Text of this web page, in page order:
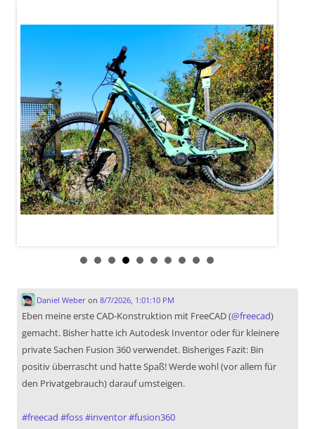
Daniel Weberon 8/7/2026, 1:01:10 PM
Eben meine erste CAD-Konstruktion mit FreeCAD (@freecad)
gemacht. Bisher hatte ich Autodesk Inventor oder für kleinere
private Sachen Fusion 360 verwendet. Bisheriges Fazit: Bin
positiv überrascht und hatte Spaß! Werde wohl (vor allem für
den Privatgebrauch) darauf umsteigen.
#freecad #foss#inventor#fusion360